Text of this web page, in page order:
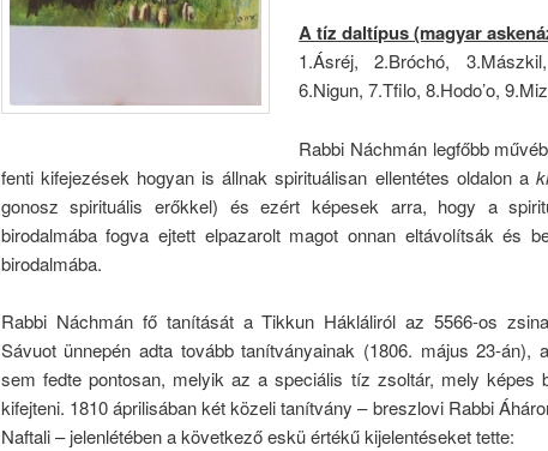
A tíz daltípus (magyar
1.Ásréj, 2.Bróchó,
6.Nigun, 7.Tfilo, 8.Hodo’o,
Rabbi Náchmán legfőbb
fenti kifejezések hogyan is állnak spirituálisan ellentétes oldalon a
gonosz spirituális erőkkel) és ezért képesek arra, hogy a
birodalmába fogva ejtett elpazarolt magot onnan eltávolítsák és
birodalmába.
Rabbi Náchmán fő tanítását a Tikkun Hákláliról az 5566-os
Sávuot ünnepén adta tovább tanítványainak (1806. május 23-án),
sem fedte pontosan, melyik az a speciális tíz zsoltár, mely képes
kifejteni. 1810 áprilisában két közeli tanítvány – breszlovi Rabbi
Naftali – jelenlétében a következő eskü értékű kijelentéseket tette: